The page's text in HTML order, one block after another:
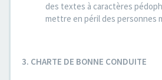
des textes à caractères
mettre en péril des personnes
3. CHARTE DE BONNE CONDUITE